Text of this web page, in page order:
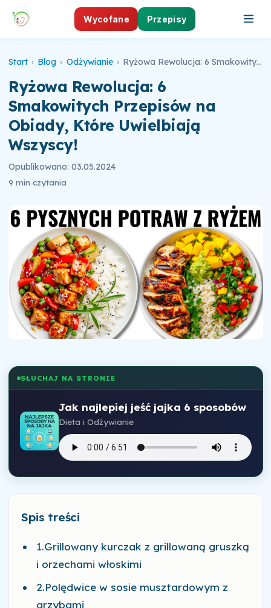
Wycofane Przepisy
Start › Blog › Odżywianie › Ryżowa Rewolucja: 6 Smakowitych Przepisów na Obiady, Które Uwielbiają Wszyscy!
Ryżowa Rewolucja: 6
Smakowitych Przepisów na
Obiady, Które Uwielbiają
Wszyscy!
Opublikowano: 03.05.2024
9 min czytania
SŁUCHAJ NA STRONIE
Jak najlepiej jeść jajka 6 sposobów
Dieta i Odżywianie
Spis treści
1.Grillowany kurczak z grillowaną gruszką
i orzechami włoskimi
2.Polędwice w sosie musztardowym z
grzybami